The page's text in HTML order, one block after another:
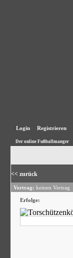
Login Registrieren
Der online Fußballmanger
<< zurück
Vertrag: keinen Vertrag
Erfolge: